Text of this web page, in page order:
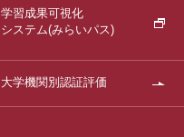
学習成果可視化
システム(みらいパス)
大学機関別認証評価